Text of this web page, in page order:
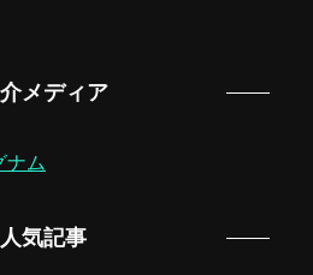
メディア
ナム
人気記事